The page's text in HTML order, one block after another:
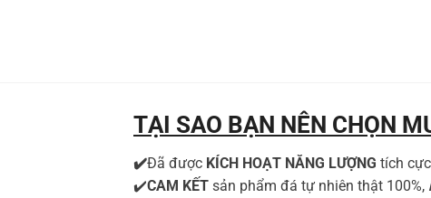
TẠI SAO BẠN NÊN CHỌN
✔️Đã được KÍCH HOẠT NĂNG LƯỢNG tích
✔️CAM KẾT sản phẩm đá tự nhiên thật 100%,